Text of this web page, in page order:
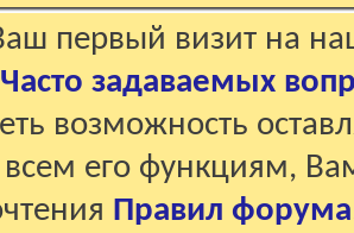
первый визит на
Часто задаваемых
возможность
всем его функциям,
Правил форума